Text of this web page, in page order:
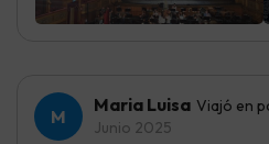
Maria Luisa Viajó en
Junio 2025